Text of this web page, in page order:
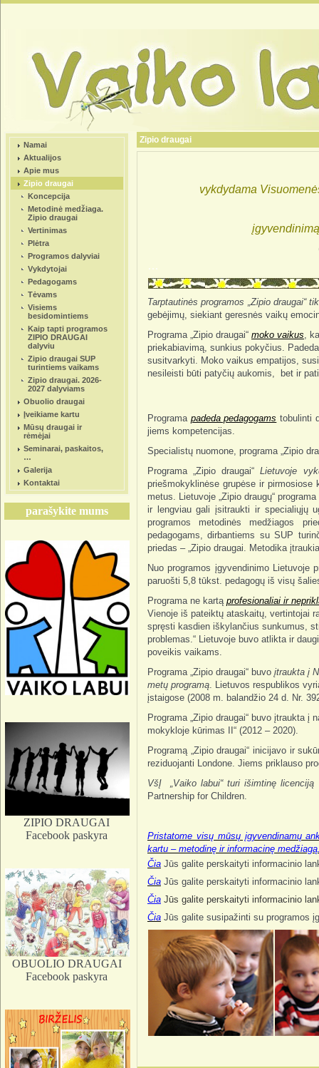
Namai
Aktualijos
Apie mus
Zipio draugai
Koncepcija
Metodinė medžiaga.
Zipio draugai
Vertinimas
Plėtra
Programos dalyviai
Vykdytojai
Pedagogams
Tėvams
Visiems
besidomintiems
Kaip tapti programos
ZIPIO DRAUGAI
dalyviu
Zipio draugai SUP
turintiems vaikams
Zipio draugai. 2026-
2027 dalyviams
Obuolio draugai
Įveikiame kartu
Mūsų draugai ir
rėmėjai
Seminarai, paskaitos,
…
Galerija
Kontaktai
parašykite mums
ZIPIO DRAUGAI
Facebook paskyra
OBUOLIO DRAUGAI
Facebook paskyra
Zipio draugai
vykdydama
…
Tarptautinės programos „Zipio draugai“
gebėjimų, siekiant geresnės vaikų
Programa „Zipio draugai“ moko vaikus,
priekabiavimą, sunkius pokyčius.
susitvarkyti. Moko vaikus empatijos,
nesileisti būti patyčių aukomis, bet ir
Programa padeda pedagogams tobulinti
jiems kompetencijas.
Specialistų nuomone, programa „Zipio
Programa „Zipio draugai“Lietuvoje
priešmokyklinėse grupėse ir
metus. Lietuvoje „Zipio draugų“
ir lengviau gali įsitraukti ir specialiųjų
programos metodinės medžiagos
pedagogams, dirbantiems su SUP
priedas – „Zipio draugai. Metodika
Nuo programos įgyvendinimo
paruošti 5,8 tūkst. pedagogų iš visų
Programa ne kartą profesionaliai ir
Vienoje iš pateiktų ataskaitų, vertintojai
spręsti kasdien iškylančius sunkumus,
problemas.“ Lietuvoje buvo atlikta ir
poveikis vaikams.
Programa „Zipio draugai“ buvo įtraukta į
metų programą. Lietuvos respublikos
įstaigose (2008 m. balandžio 24 d. Nr.
Programa „Zipio draugai“ buvo įtraukta į
mokykloje kūrimas II“ (2012 – 2020).
Programą „Zipio draugai“ inicijavo ir
reziduojanti Londone. Jiems priklauso
VšĮ „Vaiko labui“ turi išimtinę licenciją
Partnership for Children.
Pristatome visų mūsų įgyvendinamų
kartu – metodinę ir informacinę
Čia Jūs galite perskaityti informacinio
Čia Jūs galite perskaityti informacinio
Čia Jūs galite perskaityti informacinio
Čia Jūs galite susipažinti su programos